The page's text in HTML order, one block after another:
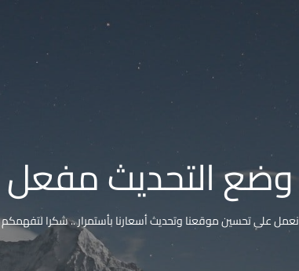
وضع التحديث مفعل
نعمل على تحسين موقعنا وتحديث أسعارنا بأستمرار .. شكرا لتفهمكم